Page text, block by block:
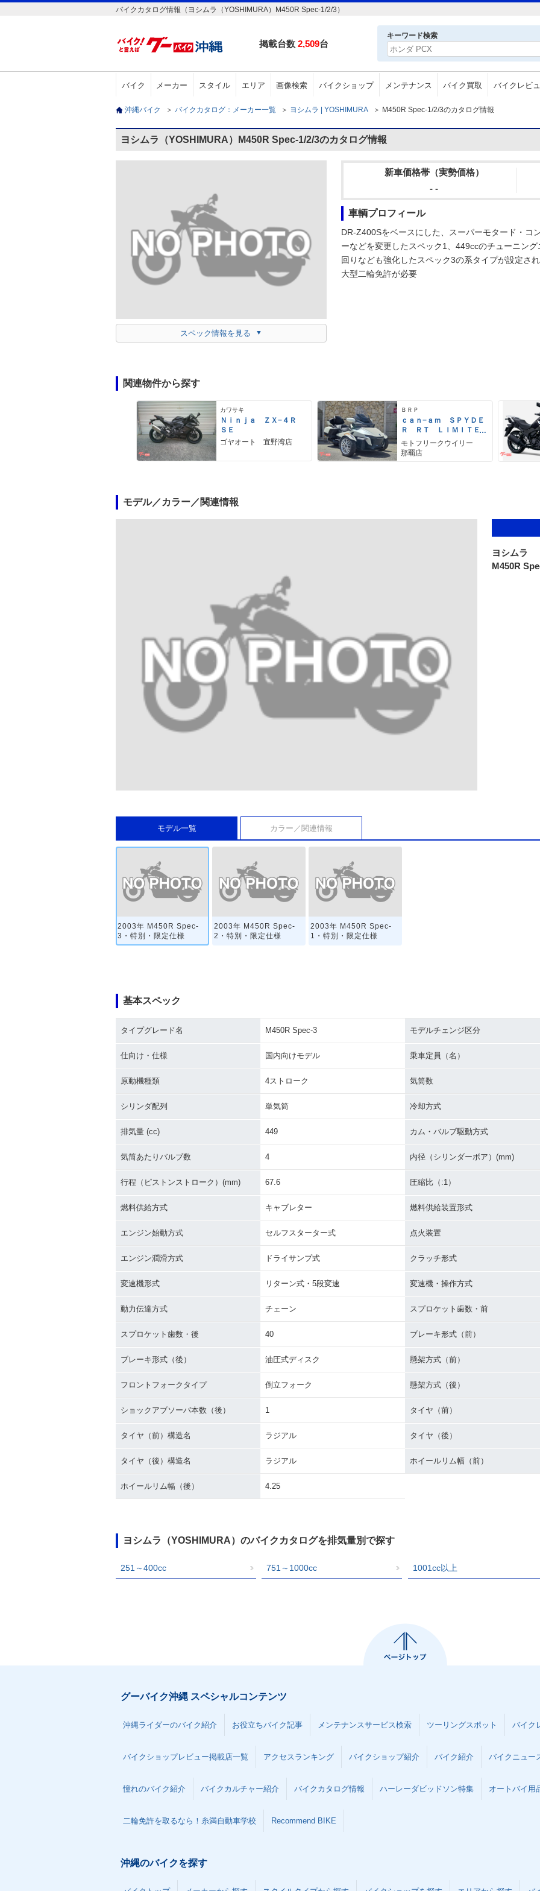
バイクカタログ情報（ヨシムラ（YOSHIMURA）M450R Spec-1/2/3）
掲載台数 2,509台
キーワード検索
バイク メーカー スタイル エリア 画像検索 バイクショップ メンテナンス バイク買取 バイクレビ
沖縄バイク ＞ バイクカタログ：メーカー一覧 ＞ ヨシムラ | YOSHIMURA ＞ M450R Spec-1/2/3のカタログ情報
ヨシムラ（YOSHIMURA）M450R Spec-1/2/3のカタログ情報
スペック情報を見る
新車価格帯（実勢価格）
- -
車輌プロフィール
DR-Z400Sをベースにした、スーパーモタード・コ
ーなどを変更したスペック1、449ccのチューニン
回りなども強化したスペック3の系タイプが設定さ
大型二輪免許が必要
関連物件から探す
カワサキ
Ｎｉｎｊａ ＺＸ−４Ｒ
ＳＥ
ゴヤオート 宜野湾店
ＢＲＰ
ｃａｎ−ａｍ ＳＰＹＤＥ
Ｒ ＲＴ ＬＩＭＩＴＥ
Ｄ
モトフリークウイリー
那覇店
モデル／カラー／関連情報
ヨシムラ
M450R
モデル一覧 カラー／関連情報
2003年 M450R Spec-
3・特別・限定仕様
2003年 M450R Spec-
2・特別・限定仕様
2003年 M450R Spec-
1・特別・限定仕様
基本スペック
タイプグレード名 M450R Spec-3 モデルチェンジ区分
仕向け・仕様 国内向けモデル 乗車定員（名）
原動機種類 4ストローク 気筒数
シリンダ配列 単気筒 冷却方式
排気量 (cc) 449 カム・バルブ駆動方式
気筒あたりバルブ数 4 内径（シリンダーボア）(mm)
行程（ピストンストローク）(mm) 67.6 圧縮比（:1）
燃料供給方式 キャブレター 燃料供給装置形式
エンジン始動方式 セルフスターター式 点火装置
エンジン潤滑方式 ドライサンプ式 クラッチ形式
変速機形式 リターン式・5段変速 変速機・操作方式
動力伝達方式 チェーン スプロケット歯数・前
スプロケット歯数・後 40 ブレーキ形式（前）
ブレーキ形式（後） 油圧式ディスク 懸架方式（前）
フロントフォークタイプ 倒立フォーク 懸架方式（後）
ショックアブソーバ本数（後） 1 タイヤ（前）
タイヤ（前）構造名 ラジアル タイヤ（後）
タイヤ（後）構造名 ラジアル ホイールリム幅（前）
ホイールリム幅（後） 4.25
ヨシムラ（YOSHIMURA）のバイクカタログを排気量別で探す
251～400cc 751～1000cc 1001cc以上
グーバイク沖縄 スペシャルコンテンツ
沖縄ライダーのバイク紹介 お役立ちバイク記事 メンテナンスサービス検索 ツーリングスポット バイク
バイクショップレビュー掲載店一覧 アクセスランキング バイクショップ紹介 バイク紹介 バイクニュー
憧れのバイク紹介 バイクカルチャー紹介 バイクカタログ情報 ハーレーダビッドソン特集 オートバイ用
二輪免許を取るなら！糸満自動車学校 Recommend BIKE
沖縄のバイクを探す